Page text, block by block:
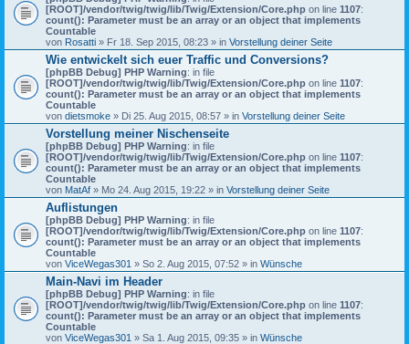
[ROOT]/vendor/twig/twig/lib/Twig/Extension/Core.php on line 1107:
count(): Parameter must be an array or an object that implements
Countable
von Rosatti » Fr 18. Sep 2015, 08:23 » in Vorstellung deiner Seite
Wie entwickelt sich euer Traffic und Conversions?
[phpBB Debug] PHP Warning: in file
[ROOT]/vendor/twig/twig/lib/Twig/Extension/Core.php on line 1107:
count(): Parameter must be an array or an object that implements
Countable
von dietsmoke » Di 25. Aug 2015, 08:57 » in Vorstellung deiner Seite
Vorstellung meiner Nischenseite
[phpBB Debug] PHP Warning: in file
[ROOT]/vendor/twig/twig/lib/Twig/Extension/Core.php on line 1107:
count(): Parameter must be an array or an object that implements
Countable
von MatAf » Mo 24. Aug 2015, 19:22 » in Vorstellung deiner Seite
Auflistungen
[phpBB Debug] PHP Warning: in file
[ROOT]/vendor/twig/twig/lib/Twig/Extension/Core.php on line 1107:
count(): Parameter must be an array or an object that implements
Countable
von ViceWegas301 » So 2. Aug 2015, 07:52 » in Wünsche
Main-Navi im Header
[phpBB Debug] PHP Warning: in file
[ROOT]/vendor/twig/twig/lib/Twig/Extension/Core.php on line 1107:
count(): Parameter must be an array or an object that implements
Countable
von ViceWegas301 » Sa 1. Aug 2015, 09:35 » in Wünsche